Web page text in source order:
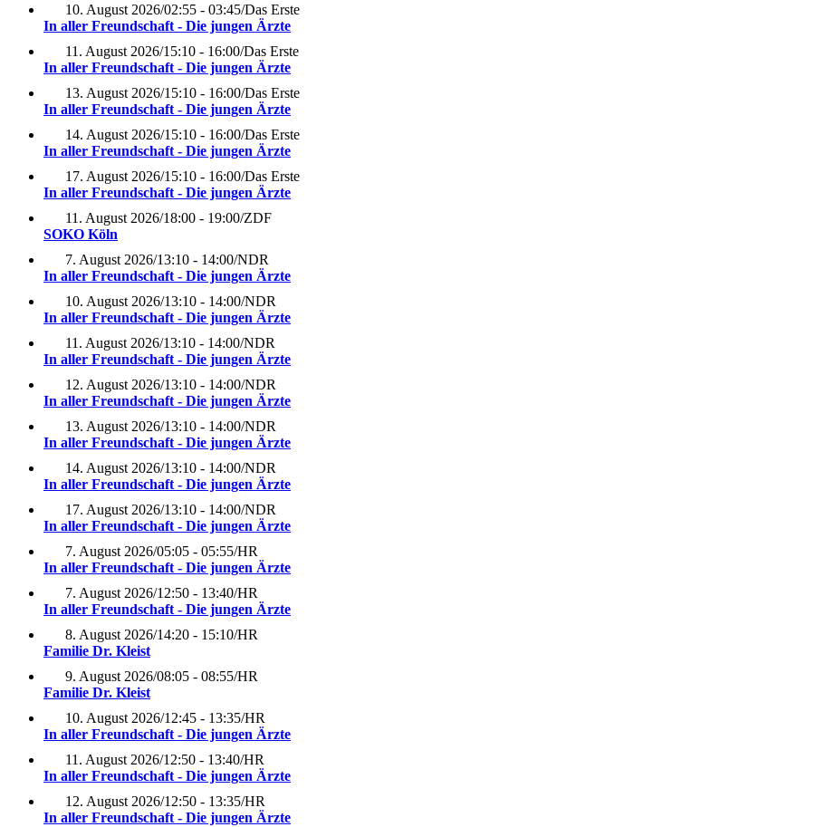
10. August 2026/02:55 - 03:45/Das Erste
In aller Freundschaft - Die jungen Ärzte
11. August 2026/15:10 - 16:00/Das Erste
In aller Freundschaft - Die jungen Ärzte
13. August 2026/15:10 - 16:00/Das Erste
In aller Freundschaft - Die jungen Ärzte
14. August 2026/15:10 - 16:00/Das Erste
In aller Freundschaft - Die jungen Ärzte
17. August 2026/15:10 - 16:00/Das Erste
In aller Freundschaft - Die jungen Ärzte
11. August 2026/18:00 - 19:00/ZDF
SOKO Köln
7. August 2026/13:10 - 14:00/NDR
In aller Freundschaft - Die jungen Ärzte
10. August 2026/13:10 - 14:00/NDR
In aller Freundschaft - Die jungen Ärzte
11. August 2026/13:10 - 14:00/NDR
In aller Freundschaft - Die jungen Ärzte
12. August 2026/13:10 - 14:00/NDR
In aller Freundschaft - Die jungen Ärzte
13. August 2026/13:10 - 14:00/NDR
In aller Freundschaft - Die jungen Ärzte
14. August 2026/13:10 - 14:00/NDR
In aller Freundschaft - Die jungen Ärzte
17. August 2026/13:10 - 14:00/NDR
In aller Freundschaft - Die jungen Ärzte
7. August 2026/05:05 - 05:55/HR
In aller Freundschaft - Die jungen Ärzte
7. August 2026/12:50 - 13:40/HR
In aller Freundschaft - Die jungen Ärzte
8. August 2026/14:20 - 15:10/HR
Familie Dr. Kleist
9. August 2026/08:05 - 08:55/HR
Familie Dr. Kleist
10. August 2026/12:45 - 13:35/HR
In aller Freundschaft - Die jungen Ärzte
11. August 2026/12:50 - 13:40/HR
In aller Freundschaft - Die jungen Ärzte
12. August 2026/12:50 - 13:35/HR
In aller Freundschaft - Die jungen Ärzte